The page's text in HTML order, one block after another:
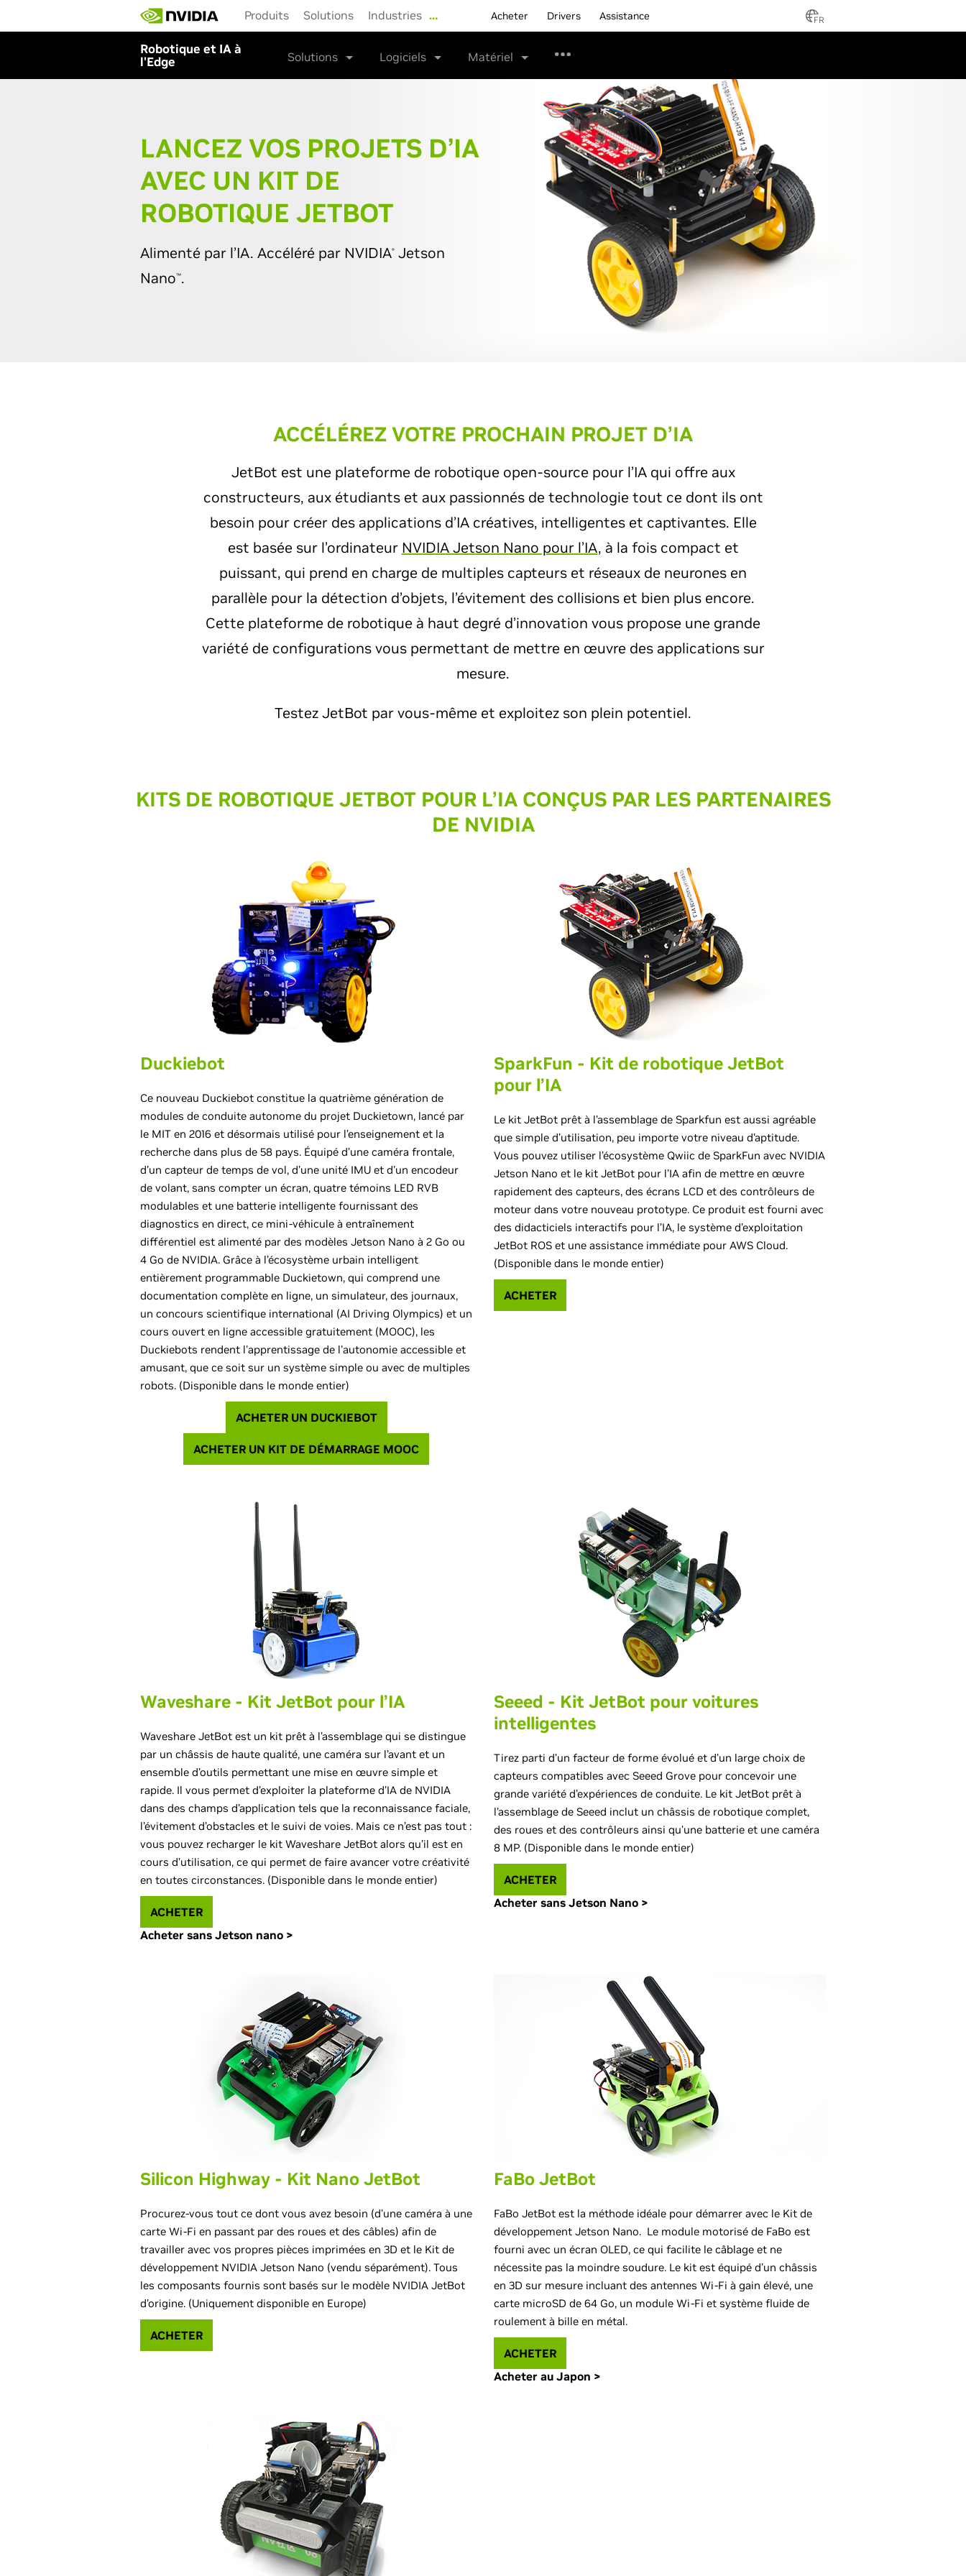
main
Produits Solutions Industries … Acheter Drivers Assistance FR
Robotique et IA à
l'Edge
Solutions Logiciels Matériel
LANCEZ VOS PROJETS D’IA
AVEC UN KIT DE
ROBOTIQUE JETBOT
Alimenté par l’IA. Accéléré par NVIDIA® Jetson
Nano™.
ACCÉLÉREZ VOTRE PROCHAIN PROJET D’IA
JetBot est une plateforme de robotique open-source pour l’IA qui offre aux
constructeurs, aux étudiants et aux passionnés de technologie tout ce dont ils ont
besoin pour créer des applications d’IA créatives, intelligentes et captivantes. Elle
est basée sur l’ordinateur NVIDIA Jetson Nano pour l’IA, à la fois compact et
puissant, qui prend en charge de multiples capteurs et réseaux de neurones en
parallèle pour la détection d’objets, l’évitement des collisions et bien plus encore.
Cette plateforme de robotique à haut degré d’innovation vous propose une grande
variété de configurations vous permettant de mettre en œuvre des applications sur
mesure.
Testez JetBot par vous-même et exploitez son plein potentiel.
KITS DE ROBOTIQUE JETBOT POUR L’IA CONÇUS PAR LES PARTENAIRES
DE NVIDIA
Duckiebot
Ce nouveau Duckiebot constitue la quatrième génération de
modules de conduite autonome du projet Duckietown, lancé par
le MIT en 2016 et désormais utilisé pour l’enseignement et la
recherche dans plus de 58 pays. Équipé d’une caméra frontale,
d’un capteur de temps de vol, d’une unité IMU et d'un encodeur
de volant, sans compter un écran, quatre témoins LED RVB
modulables et une batterie intelligente fournissant des
diagnostics en direct, ce mini-véhicule à entraînement
différentiel est alimenté par des modèles Jetson Nano à 2 Go ou
4 Go de NVIDIA. Grâce à l’écosystème urbain intelligent
entièrement programmable Duckietown, qui comprend une
documentation complète en ligne, un simulateur, des journaux,
un concours scientifique international (AI Driving Olympics) et un
cours ouvert en ligne accessible gratuitement (MOOC), les
Duckiebots rendent l'apprentissage de l'autonomie accessible et
amusant, que ce soit sur un système simple ou avec de multiples
robots. (Disponible dans le monde entier)
ACHETER UN DUCKIEBOT
ACHETER UN KIT DE DÉMARRAGE MOOC
SparkFun - Kit de robotique JetBot
pour l’IA
Le kit JetBot prêt à l’assemblage de Sparkfun est aussi agréable
que simple d’utilisation, peu importe votre niveau d’aptitude.
Vous pouvez utiliser l’écosystème Qwiic de SparkFun avec NVIDIA
Jetson Nano et le kit JetBot pour l’IA afin de mettre en œuvre
rapidement des capteurs, des écrans LCD et des contrôleurs de
moteur dans votre nouveau prototype. Ce produit est fourni avec
des didacticiels interactifs pour l’IA, le système d’exploitation
JetBot ROS et une assistance immédiate pour AWS Cloud.
(Disponible dans le monde entier)
ACHETER
Waveshare - Kit JetBot pour l’IA
Waveshare JetBot est un kit prêt à l’assemblage qui se distingue
par un châssis de haute qualité, une caméra sur l’avant et un
ensemble d’outils permettant une mise en œuvre simple et
rapide. Il vous permet d’exploiter la plateforme d’IA de NVIDIA
dans des champs d’application tels que la reconnaissance faciale,
l’évitement d’obstacles et le suivi de voies. Mais ce n’est pas tout :
vous pouvez recharger le kit Waveshare JetBot alors qu’il est en
cours d’utilisation, ce qui permet de faire avancer votre créativité
en toutes circonstances. (Disponible dans le monde entier)
ACHETER
Acheter sans Jetson nano >
Seeed - Kit JetBot pour voitures
intelligentes
Tirez parti d’un facteur de forme évolué et d’un large choix de
capteurs compatibles avec Seeed Grove pour concevoir une
grande variété d’expériences de conduite. Le kit JetBot prêt à
l’assemblage de Seeed inclut un châssis de robotique complet,
des roues et des contrôleurs ainsi qu’une batterie et une caméra
8 MP. (Disponible dans le monde entier)
ACHETER
Acheter sans Jetson Nano >
Silicon Highway - Kit Nano JetBot
Procurez-vous tout ce dont vous avez besoin (d’une caméra à une
carte Wi-Fi en passant par des roues et des câbles) afin de
travailler avec vos propres pièces imprimées en 3D et le Kit de
développement NVIDIA Jetson Nano (vendu séparément). Tous
les composants fournis sont basés sur le modèle NVIDIA JetBot
d’origine. (Uniquement disponible en Europe)
ACHETER
FaBo JetBot
FaBo JetBot est la méthode idéale pour démarrer avec le Kit de
développement Jetson Nano. Le module motorisé de FaBo est
fourni avec un écran OLED, ce qui facilite le câblage et ne
nécessite pas la moindre soudure. Le kit est équipé d’un châssis
en 3D sur mesure incluant des antennes Wi-Fi à gain élevé, une
carte microSD de 64 Go, un module Wi-Fi et système fluide de
roulement à bille en métal.
ACHETER
Acheter au Japon >